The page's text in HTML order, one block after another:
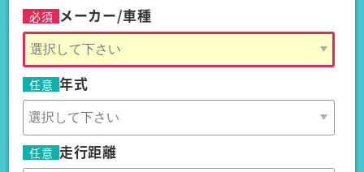
必須 メーカー/車種
任意 年式
任意 走行距離